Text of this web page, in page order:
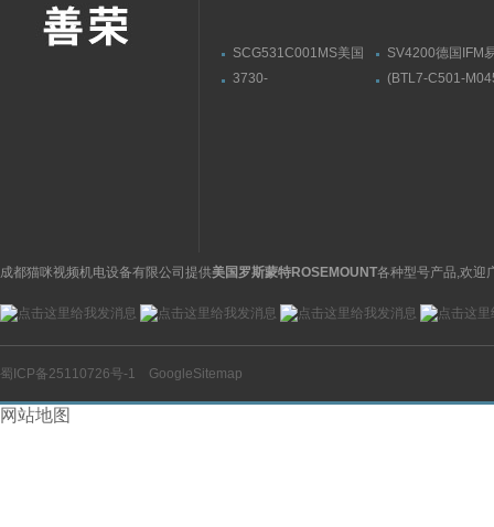
SCG531C001MS美国
ASCO阿斯卡电磁阀有货
SV4200德国IFM
流量传感器带显
3730-
(BTL7-C501-
成都猫咪视频机电设备有限公司提供美国罗斯蒙特ROSEMOUNT各种型号产品,欢迎
蜀ICP备25110726号-1 GoogleSitemap
网站地图